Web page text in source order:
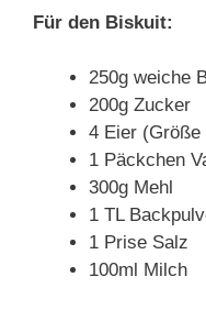
Für den Biskuit:
250g weiche
200g Zucker
4 Eier (Größe
1 Päckchen
300g Mehl
1 TL
1 Prise Salz
100ml Milch